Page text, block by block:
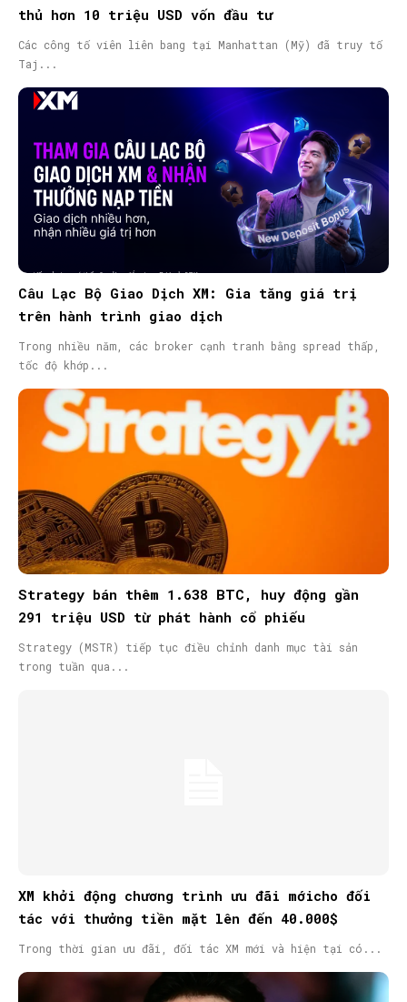
SEARCH...
thủ hơn 10 triệu USD vốn đầu tư
Các công tố viên liên bang tại Manhattan (Mỹ) đã truy tố
Taj...
Câu Lạc Bộ Giao Dịch XM: Gia tăng giá trị
trên hành trình giao dịch
Trong nhiều năm, các broker cạnh tranh bằng spread thấp,
tốc độ khớp...
Strategy bán thêm 1.638 BTC, huy động gần
291 triệu USD từ phát hành cổ phiếu
Strategy (MSTR) tiếp tục điều chỉnh danh mục tài sản
trong tuần qua...
XM khởi động chương trình ưu đãi mớicho đối
tác với thưởng tiền mặt lên đến 40.000$
Trong thời gian ưu đãi, đối tác XM mới và hiện tại có...